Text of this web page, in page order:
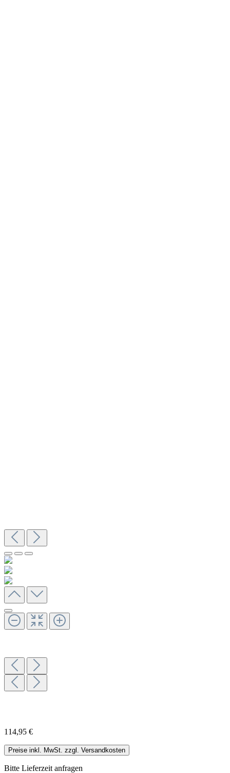
114,95 €
Preise inkl. MwSt. zzgl. Versandkosten
Bitte Lieferzeit anfragen